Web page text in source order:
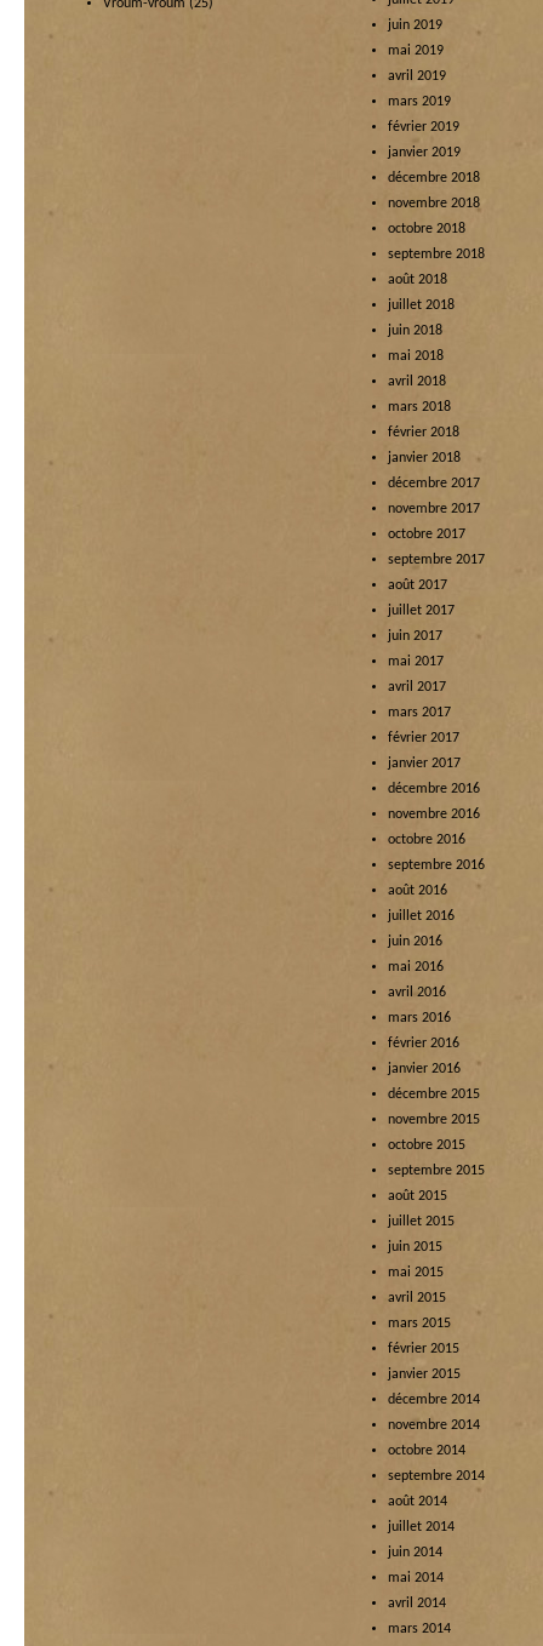
Vroum-vroum (25)
juin 2019
mai 2019
avril 2019
mars 2019
février 2019
janvier 2019
décembre 2018
novembre 2018
octobre 2018
septembre 2018
août 2018
juillet 2018
juin 2018
mai 2018
avril 2018
mars 2018
février 2018
janvier 2018
décembre 2017
novembre 2017
octobre 2017
septembre 2017
août 2017
juillet 2017
juin 2017
mai 2017
avril 2017
mars 2017
février 2017
janvier 2017
décembre 2016
novembre 2016
octobre 2016
septembre 2016
août 2016
juillet 2016
juin 2016
mai 2016
avril 2016
mars 2016
février 2016
janvier 2016
décembre 2015
novembre 2015
octobre 2015
septembre 2015
août 2015
juillet 2015
juin 2015
mai 2015
avril 2015
mars 2015
février 2015
janvier 2015
décembre 2014
novembre 2014
octobre 2014
septembre 2014
août 2014
juillet 2014
juin 2014
mai 2014
avril 2014
mars 2014